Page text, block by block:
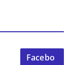
Facebo